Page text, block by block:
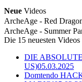
Neue Videos
ArcheAge - Red
ArcheAge - Summer
Die 15 neuesten Videos
DIE
US)05.03.2025
Domtendo